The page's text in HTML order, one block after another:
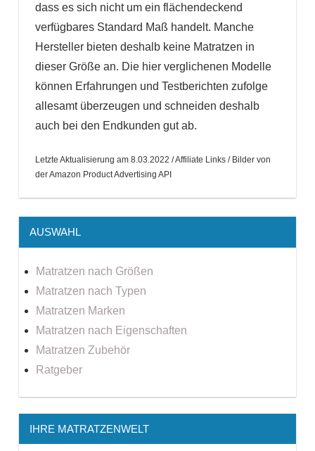
dass es sich nicht um ein flächendeckend
verfügbares Standard Maß handelt. Manche
Hersteller bieten deshalb keine Matratzen in
dieser Größe an. Die hier verglichenen Modelle
können Erfahrungen und Testberichten zufolge
allesamt überzeugen und schneiden deshalb
auch bei den Endkunden gut ab.
Letzte Aktualisierung am 8.03.2022 / Affiliate Links / Bilder von
der Amazon Product Advertising API
AUSWAHL
Matratzen nach Größen
Matratzen nach Typen
Matratzen Marken
Matratzen nach Eigenschaften
Matratzen Zubehör
Ratgeber
IHRE MATRATZENWELT